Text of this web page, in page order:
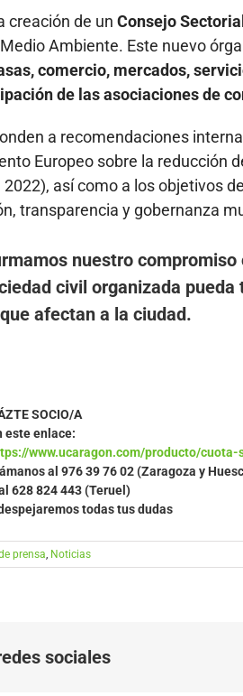
creación de un Consejo
Ambiente. Este nuevo
comercio, mercados,
de las asociaciones de
a recomendaciones
Europeo sobre la reducción
así como a los objetivos
transparencia y gobernanza
nuestro
civil organizada
afectan a la ciudad.
SOCIO/A
este enlace:
www.ucaragon.com/producto/cuota-
al 976 39 76 02 (Zaragoza y
628 824 443 (Teruel)
todas tus dudas
prensa, Noticias
sociales